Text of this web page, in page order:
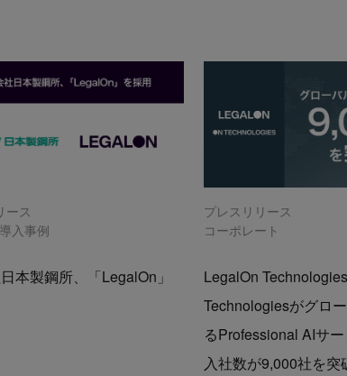
ース
導入事例
本製鋼所、「LegalOn」
プレスリリース
コーポレート
LegalOn
Technologiesがグロ
るProfessional AIサ
入社数が9,000社を突